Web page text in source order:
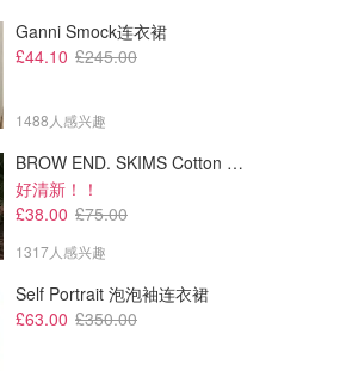
£142.50
宁宁相似款
Maverick & Wolf
Ganni Smock连衣裙
£44.10 £245.00
1488人感兴趣
BROW END. SKIMS Cotton Rib 长款背心连衣裙 薄荷绿
好清新！！
£38.00 £75.00
1317人感兴趣
Self Portrait 泡泡袖连衣裙
£63.00 £350.00